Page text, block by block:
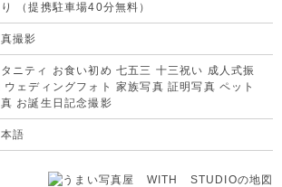
（提携駐車場40分無料）
撮影
ニティ お食い初め 七五三 十三祝い 成人式振
ウェディングフォト 家族写真 証明写真 ペット
お誕生日記念撮影
語